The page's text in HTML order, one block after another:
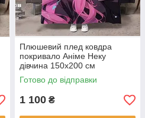
Плюшевий плед ковдра
покривало Аніме Неку
дівчина 150х200 см
Готово до відправки
1 100 ₴